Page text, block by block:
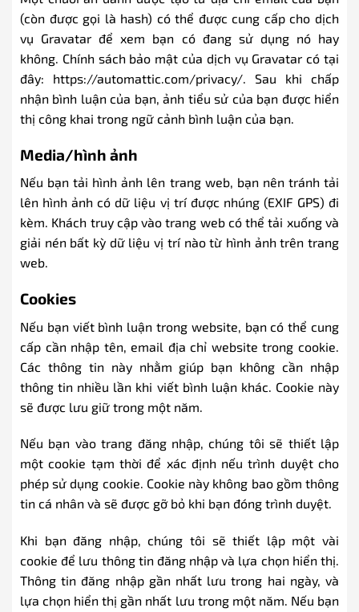
(còn được gọi là hash) có thể được cung cấp cho dịch
vụ Gravatar để xem bạn có đang sử dụng nó hay
không. Chính sách bảo mật của dịch vụ Gravatar có tại
đây: https://automattic.com/privacy/. Sau khi chấp
nhận bình luận của bạn, ảnh tiểu sử của bạn được hiển
thị công khai trong ngữ cảnh bình luận của bạn.
Media/hình ảnh
Nếu bạn tải hình ảnh lên trang web, bạn nên tránh tải
lên hình ảnh có dữ liệu vị trí được nhúng (EXIF GPS) đi
kèm. Khách truy cập vào trang web có thể tải xuống và
giải nén bất kỳ dữ liệu vị trí nào từ hình ảnh trên trang
web.
Cookies
Nếu bạn viết bình luận trong website, bạn có thể cung
cấp cần nhập tên, email địa chỉ website trong cookie.
Các thông tin này nhằm giúp bạn không cần nhập
thông tin nhiều lần khi viết bình luận khác. Cookie này
sẽ được lưu giữ trong một năm.
Nếu bạn vào trang đăng nhập, chúng tôi sẽ thiết lập
một cookie tạm thời để xác định nếu trình duyệt cho
phép sử dụng cookie. Cookie này không bao gồm thông
tin cá nhân và sẽ được gỡ bỏ khi bạn đóng trình duyệt.
Khi bạn đăng nhập, chúng tôi sẽ thiết lập một vài
cookie để lưu thông tin đăng nhập và lựa chọn hiển thị.
Thông tin đăng nhập gần nhất lưu trong hai ngày, và
lựa chọn hiển thị gần nhất lưu trong một năm. Nếu bạn